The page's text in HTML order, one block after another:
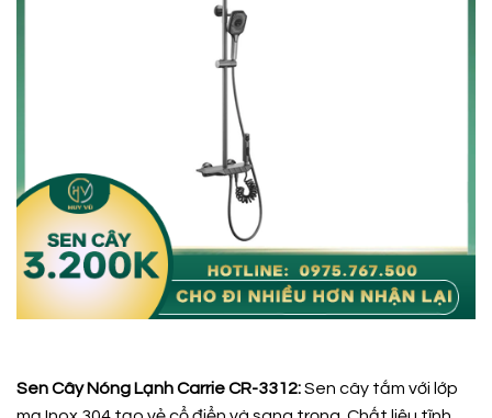
Sen Cây Nóng Lạnh Carrie CR-3312:Sen cây tắm với lớp